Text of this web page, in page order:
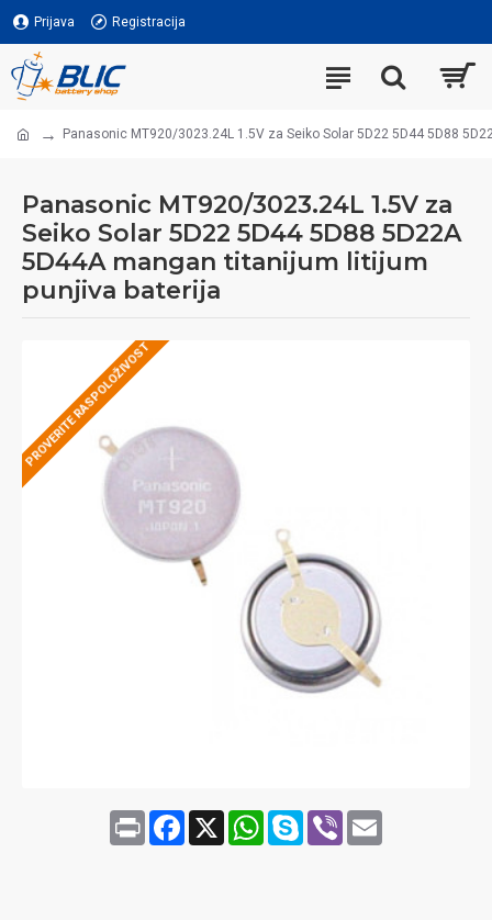
Prijava Registracija
Panasonic MT920/3023.24L 1.5V za Seiko Solar 5D22 5D44 5D88
Panasonic MT920/3023.24L 1.5V za
Seiko Solar 5D22 5D44 5D88 5D22A
5D44A mangan titanijum litijum
punjiva baterija
PROVERITE RASPOLOŽIVOST
Print Facebook
X WhatsApp
SkypeViberEmail